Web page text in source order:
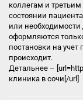
коллегам и
состоянии
или
оформляются
постановки на
происходит.
Детальнее –
клиника в сочи[/url]